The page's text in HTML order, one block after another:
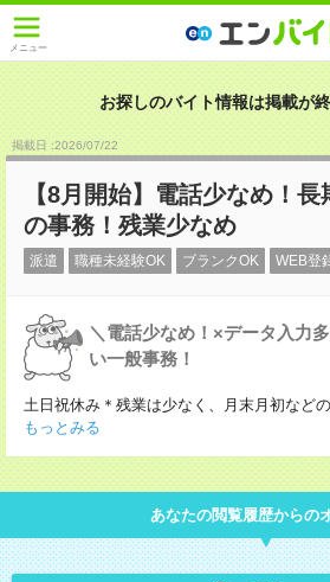
メニュー
お探しのバイト情報は掲載が終
掲載日 :2026/07/22
【8月開始】電話少なめ！
の事務！残業少なめ
派遣 職種未経験OK ブランクOK WEB登
＼電話少なめ！×データ入力
い一般事務！
土日祝休み＊残業は少なく、月末月初など
もっとみる
あなたの閲覧履歴からの